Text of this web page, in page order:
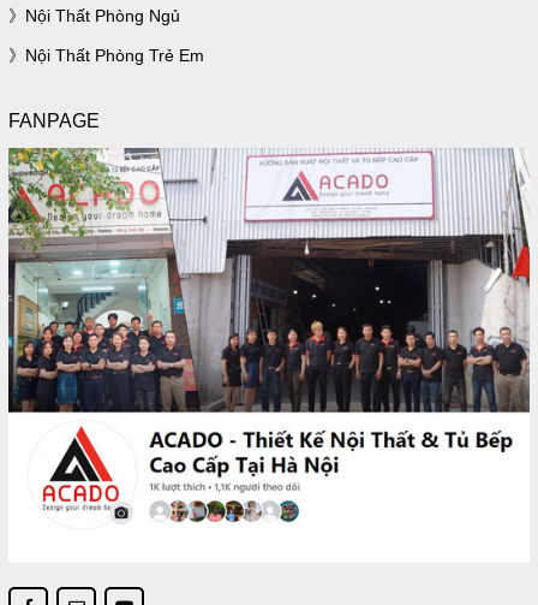
Nội Thất Phòng Ngủ
Nội Thất Phòng Trẻ Em
FANPAGE